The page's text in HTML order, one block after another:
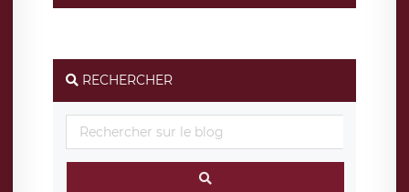
RECHERCHER